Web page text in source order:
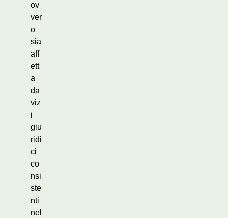
ov
ver
o
sia
aff
ett
a
da
viz
i
giu
ridi
ci
co
nsi
ste
nti
nel